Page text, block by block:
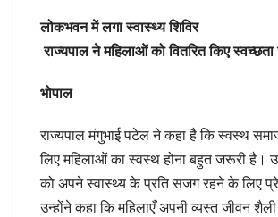
लोकभवन में लगा स्वास्थ्य शिविर
राज्यपाल ने महिलाओं को वितरित किए
भोपाल
राज्यपाल मंगुभाई पटेल ने कहा है कि स्वस्थ
लिए महिलाओं का स्वस्थ होना बहुत जरूरी है।
को अपने स्वास्थ्य के प्रति सजग रहने के लिए
उन्होंने कहा कि महिलाएँ अपनी व्यस्त जीवन